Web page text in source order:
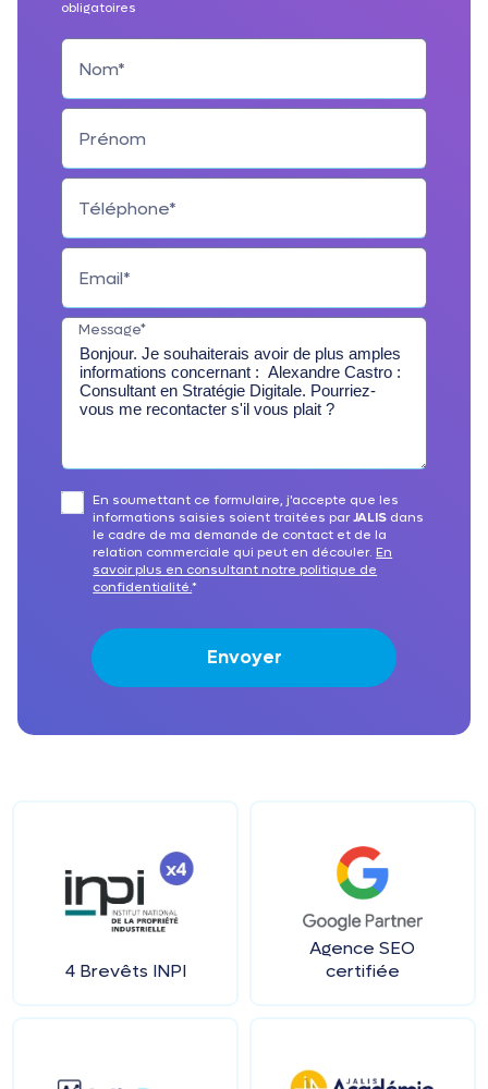
obligatoires
Nom*
Prénom
Téléphone*
Email*
Message*
En soumettant ce formulaire, j'accepte que les
informations saisies soient traitées parJALIS dans
le cadre de ma demande de contact et de la
relation commerciale qui peut en découler. En
savoir plus en consultant notre politique de
confidentialité.*
4 Brevêts INPI
Agence SEO
certifiée